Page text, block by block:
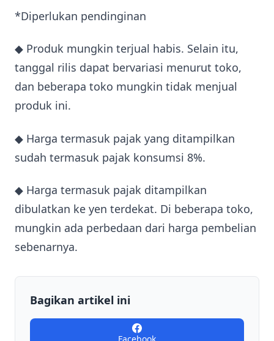
*Diperlukan pendinginan
◆ Produk mungkin terjual habis. Selain itu,
tanggal rilis dapat bervariasi menurut toko,
dan beberapa toko mungkin tidak menjual
produk ini.
◆ Harga termasuk pajak yang ditampilkan
sudah termasuk pajak konsumsi 8%.
◆ Harga termasuk pajak ditampilkan
dibulatkan ke yen terdekat. Di beberapa toko,
mungkin ada perbedaan dari harga pembelian
sebenarnya.
Bagikan artikel ini